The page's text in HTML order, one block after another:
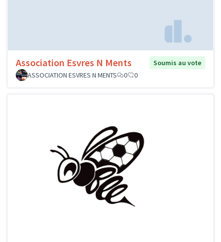
Association Esvres N Ments
Soumis au vote
ASSOCIATION ESVRES N MENTS
0 0